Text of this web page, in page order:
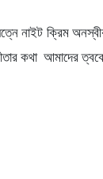
নাইট ক্রিম
কথা আমাদের